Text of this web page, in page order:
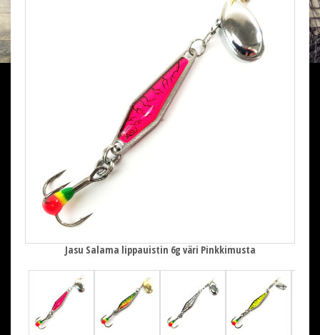
Jasu Salama lippauistin 6g väri Pinkkimusta